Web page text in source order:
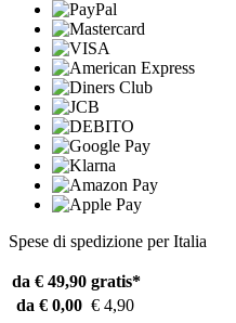
Spese di spedizione per Italia
da € 49,90 gratis*
da € 0,00 € 4,90